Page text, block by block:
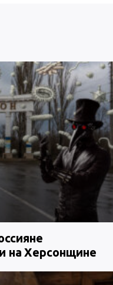
на Херсонщине